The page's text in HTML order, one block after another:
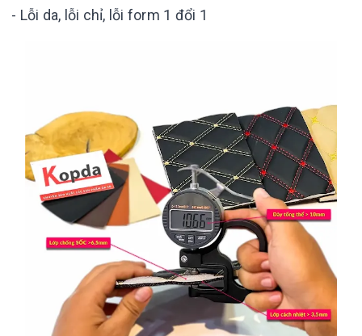
- Lỗi da, lỗi chỉ, lỗi form 1 đổi 1